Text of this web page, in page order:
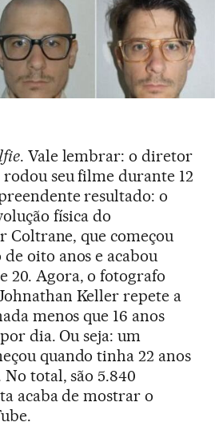
. Vale lembrar: o diretor
seu filme durante 12
resultado: o
física do
Coltrane, que começou
oito anos e acabou
20. Agora, o fotografo
Keller repete a
menos que 16 anos
dia. Ou seja: um
quando tinha 22 anos
total, são 5.840
acaba de mostrar o